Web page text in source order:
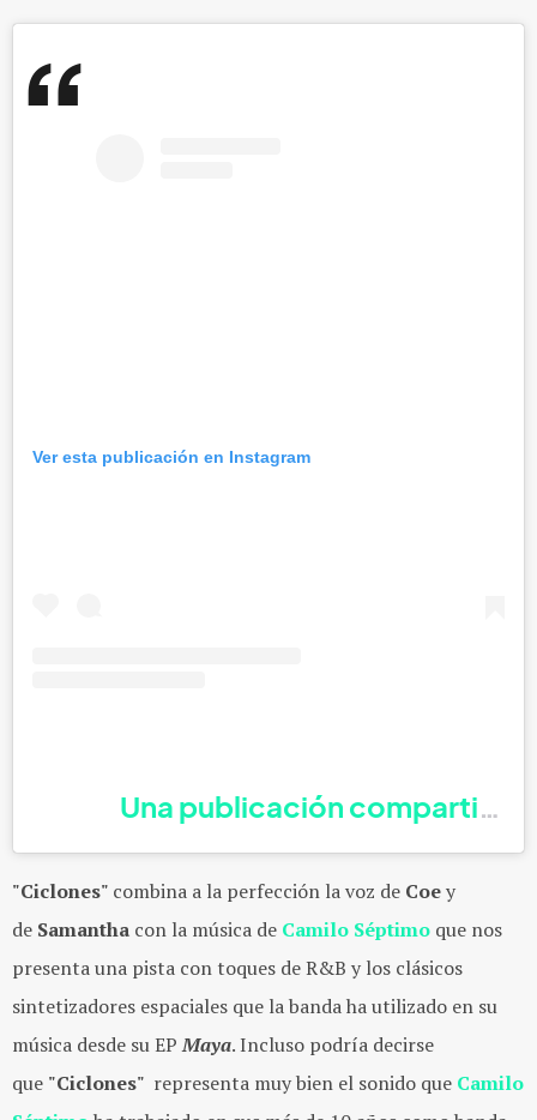
Ver esta publicación en Instagram
Una publicación compartida
"Ciclones" combina a la perfección la voz de Coey
de Samantha con la música de Camilo Séptimo que nos
presenta una pista con toques de R&B y los clásicos
sintetizadores espaciales que la banda ha utilizado en su
música desde su EPMaya. Incluso podría decirse
que "Ciclones" representa muy bien el sonido que Camilo